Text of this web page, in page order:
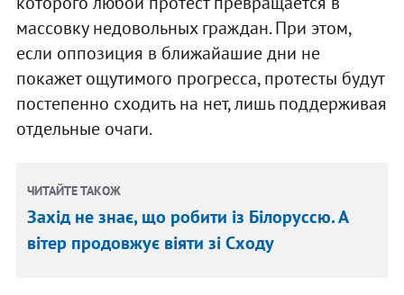
массовку недовольных граждан. При этом,
если оппозиция в ближайашие дни не
покажет ощутимого прогресса, протесты будут
постепенно сходить на нет, лишь поддерживая
отдельные очаги.
ЧИТАЙТЕ ТАКОЖ
Захід не знає, що робити із Білоруссю. А
вітер продовжує віяти зі Сходу